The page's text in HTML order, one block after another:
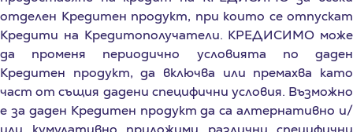
Кредити на Кредитополучатели. КРЕДИСИМО може
да променя периодично условията по даден
Кредитен продукт, да включва или премахва като
част от същия дадени специфични условия. Възможно
е за даден Кредитен продукт да са алтернативно и/
или кумулативно приложими различни специфични
условия.